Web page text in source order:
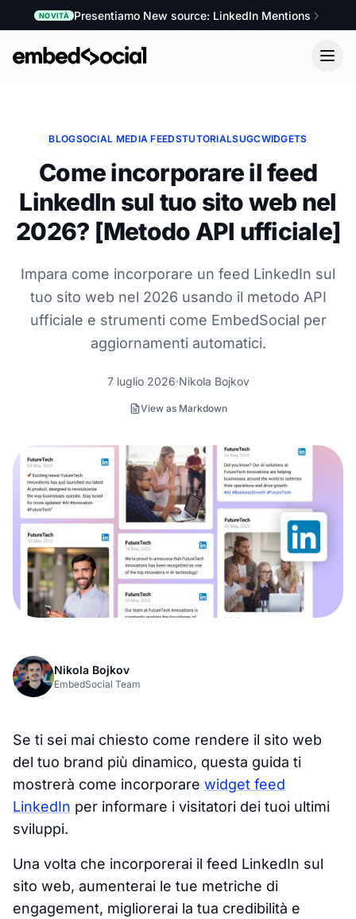
NOVITÀ Presentiamo New source: LinkedIn Mentions
BLOGSOCIAL MEDIA FEEDSTUTORIALSUGCWIDGETS
Come incorporare il feed
LinkedIn sul tuo sito web nel
2026? [Metodo API ufficiale]
Impara come incorporare un feed LinkedIn sul
tuo sito web nel 2026 usando il metodo API
ufficiale e strumenti come EmbedSocial per
aggiornamenti automatici.
7 luglio 2026 Nikola Bojkov
View as Markdown
Nikola Bojkov
EmbedSocial Team
Se ti sei mai chiesto come rendere il sito web
del tuo brand più dinamico, questa guida ti
mostrerà come incorporare widget feed
LinkedIn per informare i visitatori dei tuoi ultimi
sviluppi.
Una volta che incorporerai il feed LinkedIn sul
sito web, aumenterai le tue metriche di
engagement, migliorerai la tua credibilità e